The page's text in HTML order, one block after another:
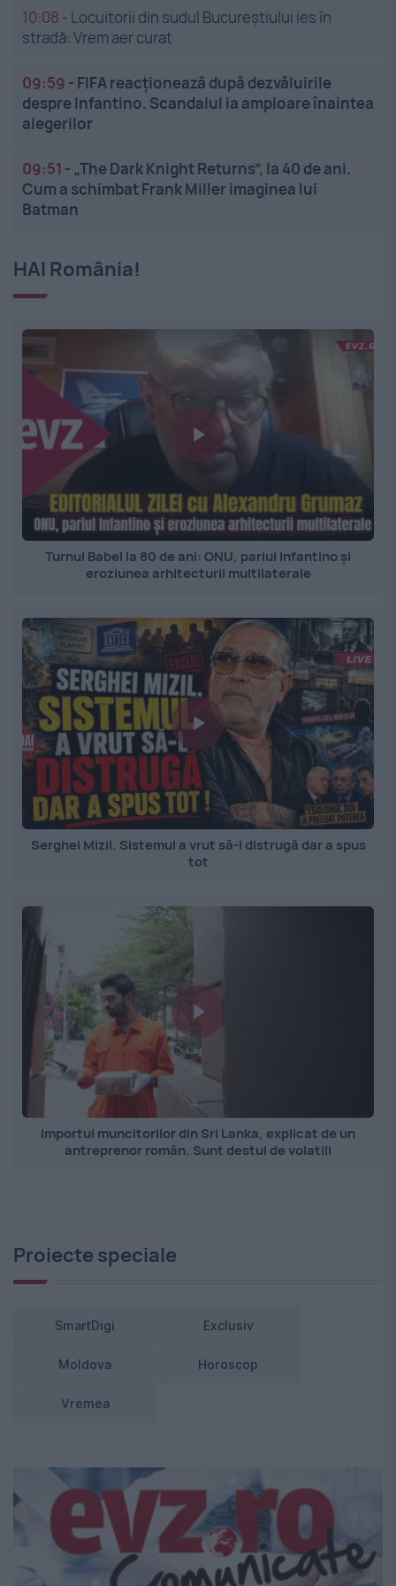
10:08 - Locuitorii din sudul Bucureștiului ies în
stradă: Vrem aer curat
09:59 - FIFA reacționează după dezvăluirile
despre Infantino. Scandalul ia amploare înaintea
alegerilor
09:51 - „The Dark Knight Returns”, la 40 de ani.
Cum a schimbat Frank Miller imaginea lui
Batman
HAI România!
Turnul Babel la 80 de ani: ONU, pariul Infantino și
eroziunea arhitecturii multilaterale
Serghei Mizil. Sistemul a vrut să-l distrugă dar a spus
tot
Importul muncitorilor din Sri Lanka, explicat de un
antreprenor român. Sunt destul de volatili
Proiecte speciale
SmartDigi Exclusiv
Moldova Horoscop
Vremea